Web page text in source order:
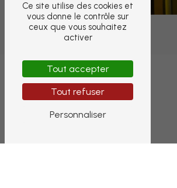
Ce site utilise des cookies et
vous donne le contrôle sur
ceux que vous souhaitez
activer
Tout accepter
Tout refuser
Personnaliser